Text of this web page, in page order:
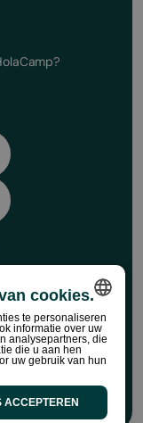
SPANISH
ENGLISH
cookies.
te personaliseren
informatie over uw
analysepartners, die
die u aan hen
uw gebruik van hun
ACCEPTEREN